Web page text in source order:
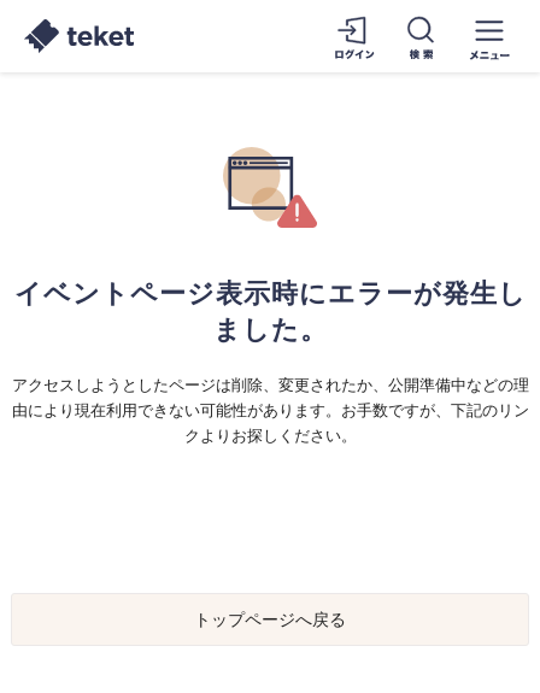
イベントページ表示時にエラーが発生し
ました。
アクセスしようとしたページは削除、変更されたか、公開準備中などの理
由により現在利用できない可能性があります。お手数ですが、下記のリン
クよりお探しください。
トップページへ戻る